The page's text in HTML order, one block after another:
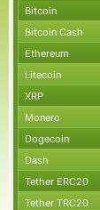
Bitcoin
Bitcoin Cash
Ethereum
Litecoin
XRP
Monero
Dogecoin
Dash
Tether ERC20
Tether TRC20